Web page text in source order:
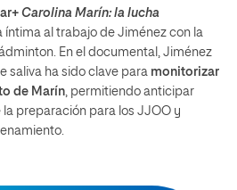
Carolina Marín: la lucha
íntima al trabajo de Jiménez con la
En el documental, Jiménez
saliva ha sido clave para monitorizar
de Marín , permitiendo anticipar
preparación para los JJOO y